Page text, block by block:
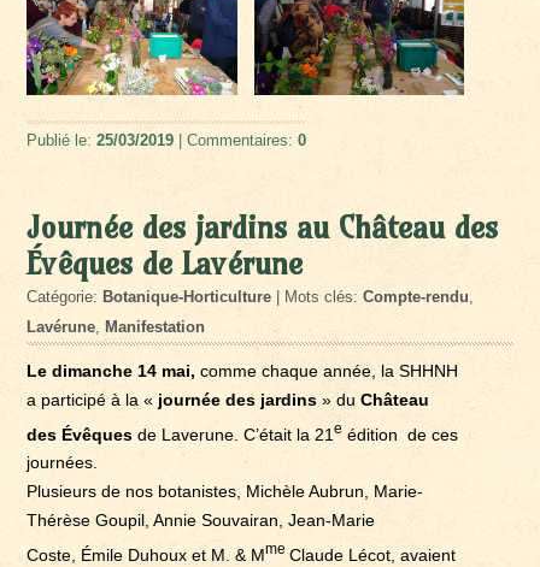
Publié le:25/03/2019 | Commentaires:0
Journée des jardins au Château des
Évêques de Lavérune
Catégorie:Botanique-Horticulture | Mots clés:Compte-rendu
Lavérune ,Manifestation
Le dimanche 14 mai, comme chaque année, la SHHNH
a participé à la « journée des jardins » duChâteau
des Évêques de Laverune. C’était la 21e édition de ces
journées.
Plusieurs de nos botanistes, Michèle Aubrun, Marie-
Thérèse Goupil, Annie Souvairan, Jean-Marie
Coste, Émile Duhoux et M. & Mme Claude Lécot, avaient